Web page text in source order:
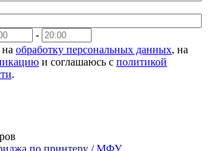
-
обработку персональных данных, на
и соглашаюсь с политикой
.
по принтеру / МФУ